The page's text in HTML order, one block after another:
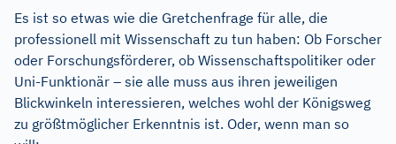
Es ist so etwas wie die Gretchenfrage für alle, die
professionell mit Wissenschaft zu tun haben: Ob Forscher
oder Forschungsförderer, ob Wissenschaftspolitiker oder
Uni-Funktionär – sie alle muss aus ihren jeweiligen
Blickwinkeln interessieren, welches wohl der Königsweg
zu größtmöglicher Erkenntnis ist. Oder, wenn man so